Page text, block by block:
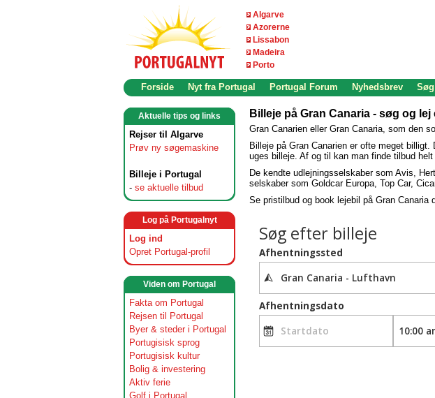
Algarve
Azorerne
Lissabon
Madeira
Porto
Forside Nyt fra Portugal Portugal Forum Nyhedsbrev Søg
Aktuelle tips og links
Rejser til Algarve
Prøv ny søgemaskine
Billeje i Portugal
- se aktuelle tilbud
Log på Portugalnyt
Log ind
Opret Portugal-profil
Viden om Portugal
Fakta om Portugal
Rejsen til Portugal
Byer & steder i Portugal
Portugisisk sprog
Portugisisk kultur
Bolig & investering
Aktiv ferie
Golf i Portugal
Billeje på Gran Canaria - søg og lej
Gran Canarien eller Gran Canaria, som den
Billeje på Gran Canarien er ofte meget
uges billeje. Af og til kan man finde tilbud
De kendte udlejningsselskaber som Avis,
selskaber som Goldcar Europa, Top Car,
Se pristilbud og book lejebil på Gran Canaria